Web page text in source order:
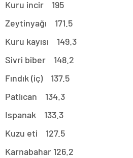
Kuru incir 195
Zeytinyağı 171.5
Kuru kayısı 149.3
Sivri biber 148.2
Fındık (iç) 137.5
Patlıcan 134.3
Ispanak 133.3
Kuzu eti 127.5
Karnabahar 126.2